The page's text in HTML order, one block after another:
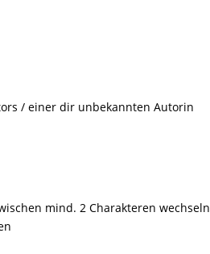
/ einer dir unbekannten Autorin
mind. 2 Charakteren wechseln